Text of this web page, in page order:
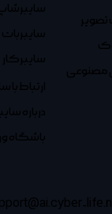
مصنوعی
سایبربات
سایبرکار
ارتباط با
درباره
باشگاه